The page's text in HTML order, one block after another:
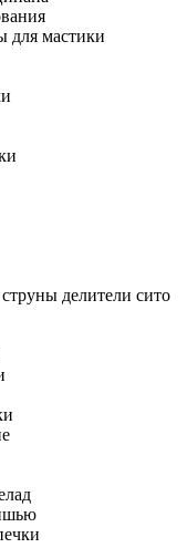
мастики
делители сито